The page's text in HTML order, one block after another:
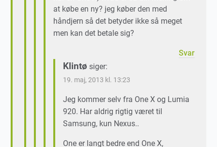
at købe en ny? jeg køber den med
håndjern så det betyder ikke så meget
men kan det betale sig?
Svar
Klintø siger:
19. maj, 2013 kl. 13:23
Jeg kommer selv fra One X og Lumia
920. Har aldrig rigtig været til
Samsung, kun Nexus..
One er langt bedre end One X,